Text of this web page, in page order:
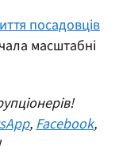
посадовців
масштабні
,Facebook,